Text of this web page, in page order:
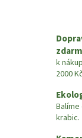
k
2000 Kč
krabic.